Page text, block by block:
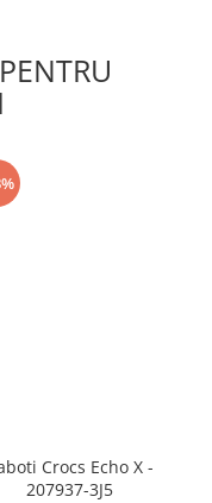
Crocs Echo X -
207937-3J5